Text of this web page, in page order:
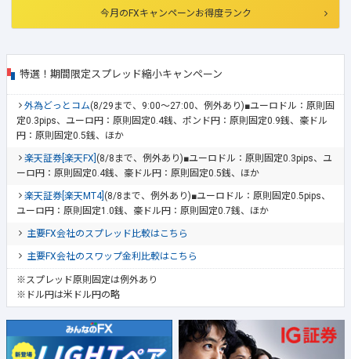
今月のFXキャンペーンお得度ランク
特選！期間限定スプレッド縮小キャンペーン
外為どっとコム(8/29まで、9:00～27:00、例外あり)■ユーロドル：原則固
定0.3pips、ユーロ円：原則固定0.4銭、ポンド円：原則固定0.9銭、豪ドル
円：原則固定0.5銭、ほか
楽天証券[楽天FX] (8/8まで、例外あり)■ユーロドル：原則固定0.3pips、ユ
ーロ円：原則固定0.4銭、豪ドル円：原則固定0.5銭、ほか
楽天証券[楽天MT4] (8/8まで、例外あり)■ユーロドル：原則固定0.5pips、
ユーロ円：原則固定1.0銭、豪ドル円：原則固定0.7銭、ほか
主要FX会社のスプレッド比較はこちら
主要FX会社のスワップ金利比較はこちら
※スプレッド原則固定は例外あり
※ドル円は米ドル円の略